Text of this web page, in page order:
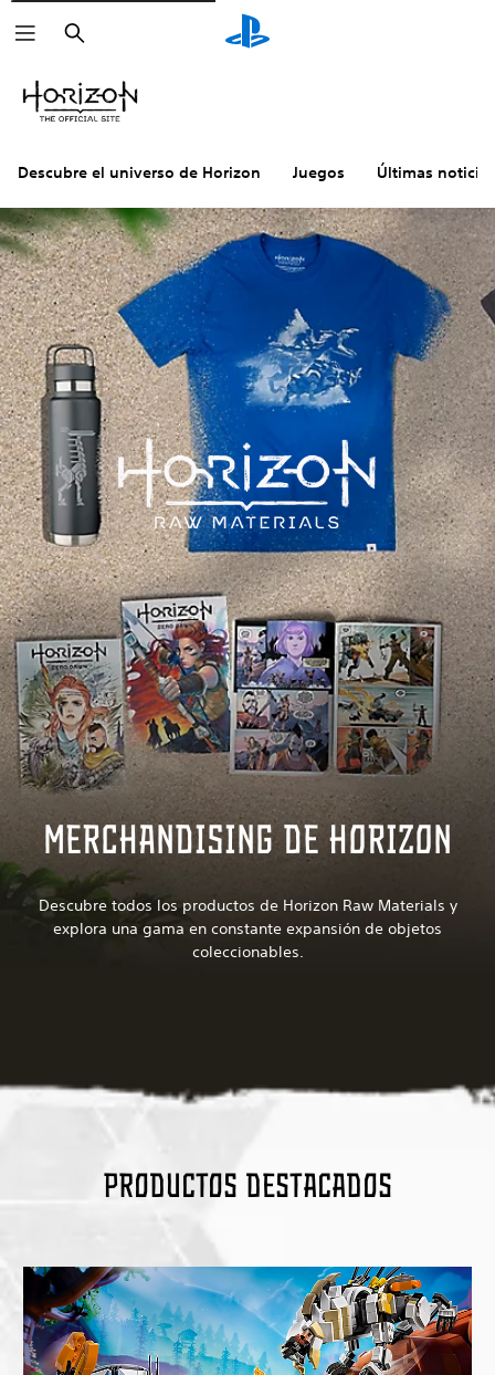
Buscar
Descubre el universo de Horizon Juegos Últimas noticias
Merchandising de Horizon
Descubre todos los productos de Horizon Raw Materials y
explora una gama en constante expansión de objetos
coleccionables.
Productos destacados